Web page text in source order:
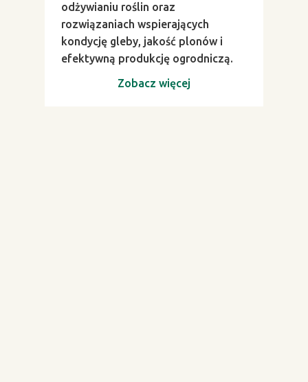
odżywianiu roślin oraz
rozwiązaniach wspierających
kondycję gleby, jakość plonów i
efektywną produkcję ogrodniczą.
Zobacz więcej